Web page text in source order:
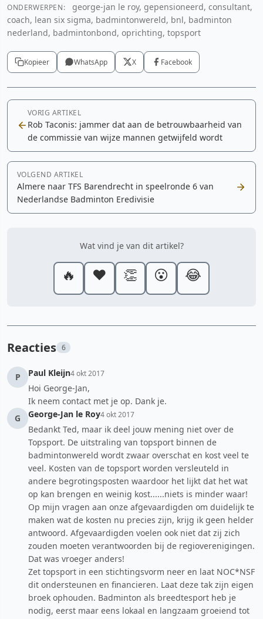
ONDERWERPEN:
george-jan le roy, gepensioneerd, consultant,
coach, lean six sigma, badmintonwereld, bnl, badminton
nederland, badmintonbond, oprichting, topsport
Kopieer WhatsApp X Facebook
VORIG ARTIKEL
Rob Taconis: jammer dat aan de betrouwbaarheid van
de commissie van wijze mannen getwijfeld wordt
VOLGEND ARTIKEL
Almere naar TFS Barendrecht in speelronde 6 van
Nederlandse Badminton Eredivisie
Wat vind je van dit artikel?
🔥 ❤️ 👏 😮 😂
Reacties 6
P Paul Kleijn4 okt 2017
Hoi George-Jan,
Ik neem contact met je op. Dank je.
G
George-Jan le Roy4 okt 2017
Bedankt Ted, maar ik deel jouw mening niet over de
Topsport. De uitstraling van topsport binnen de
badmintonwereld wordt zwaar overschat en kost veel te
veel. Kosten van de topsport worden versleuteld in
andere begrotingsposten waardoor het lijkt dat het wat
op kan brengen en weinig kost......niets is minder waar!
Op mijn vragen aan onze afgevaardigden om duidelijk te
maken wat de kosten nu precies zijn, krijg ik geen helder
antwoord. Afgevaardigden voelen ook niet dat zij zich
zouden moeten verantwoorden bij de regioverenigingen.
Dat was vroeger anders!
Zet topsport in een stichtingsvorm neer en laat NOC*NSF
dit ondersteunen en financieren. Laat deze tak zijn eigen
broek ophouden. Badminton als breedtesport heb je
nodig, eerst maar eens lokaal en langzaam groeiend tot